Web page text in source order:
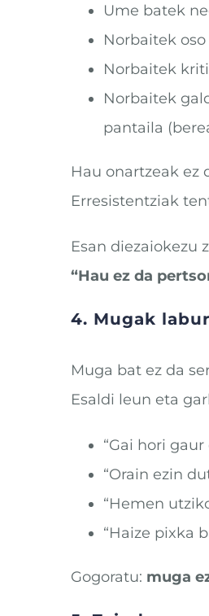
Ume batek
Norbaitek
Norbaitek
Norbaitek
pantaila
Hau onartzeak ez
Erresistentziak
Esan diezaiokezu
“Hau ez da
4. Mugak
Muga bat ez da
Esaldi leun eta
“Gai hori
“Orain ezin
“Hemen
“Haize pixka
Gogoratu: muga